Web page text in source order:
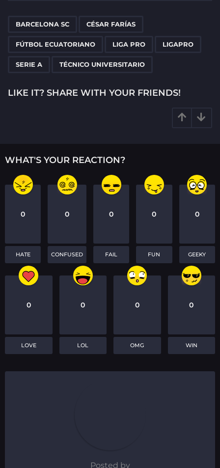
t
BARCELONA SC CÉSAR FARÍAS
FÚTBOL ECUATORIANO LIGA PRO LIGAPRO
SERIE A TÉCNICO UNIVERSITARIO
LIKE IT? SHARE WITH YOUR FRIENDS!
WHAT'S YOUR REACTION?
0
HATE
0
CONFUSED
0
FAIL
0
FUN
0
GEEKY
0
LOVE
0
LOL
0
OMG
0
WIN
Posted by